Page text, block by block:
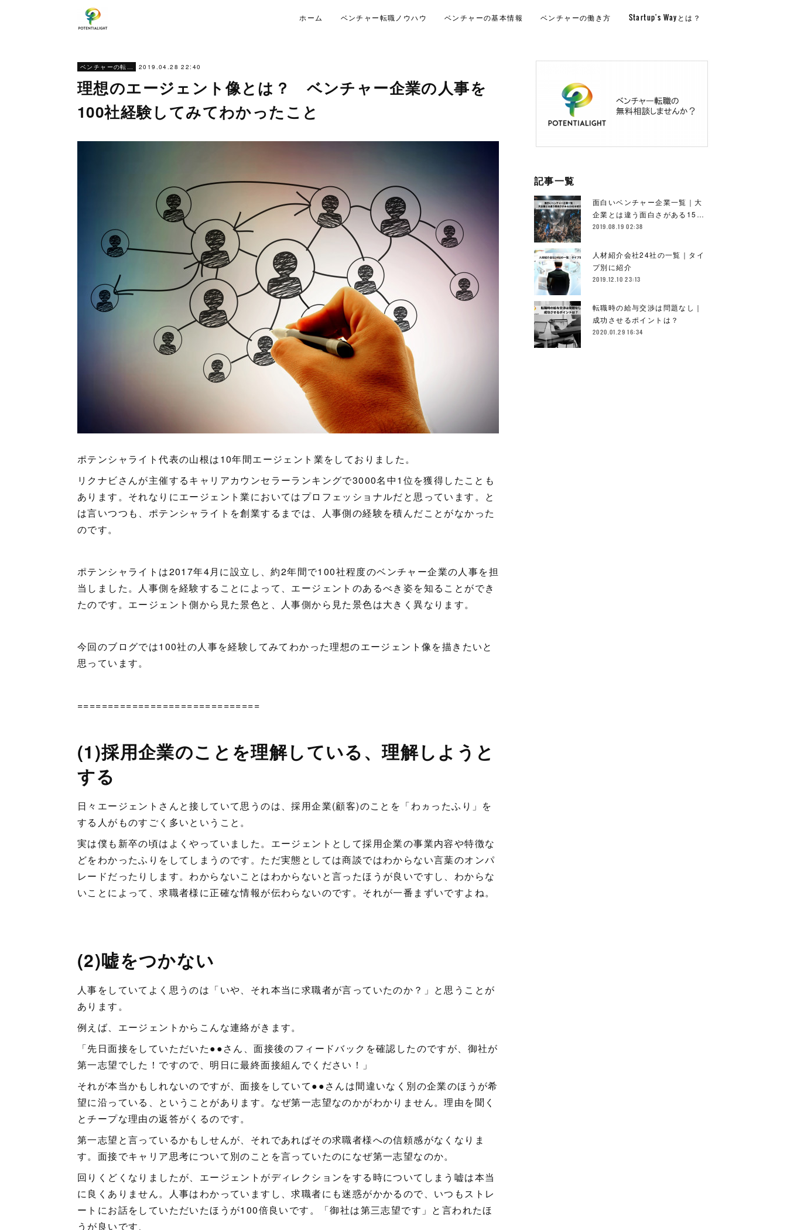
ホーム ベンチャー転職ノウハウ ベンチャーの基本情報 ベンチャーの働き方 Startup's Wayとは？
ベンチャーの転職ノウハウ 2019.04.28 22:40
理想のエージェント像とは？ ベンチャー企業の人事を
100社経験してみてわかったこと
ポテンシャライト代表の山根は10年間エージェント業をしておりました。
リクナビさんが主催するキャリアカウンセラーランキングで3000名中1位を獲得したことも
あります。それなりにエージェント業においてはプロフェッショナルだと思っています。と
は言いつつも、ポテンシャライトを創業するまでは、人事側の経験を積んだことがなかった
のです。
ポテンシャライトは2017年4月に設立し、約2年間で100社程度のベンチャー企業の人事を担
当しました。人事側を経験することによって、エージェントのあるべき姿を知ることができ
たのです。エージェント側から見た景色と、人事側から見た景色は大きく異なります。
今回のブログでは100社の人事を経験してみてわかった理想のエージェント像を描きたいと
思っています。
==============================
(1)採用企業のことを理解している、理解しようと
する
日々エージェントさんと接していて思うのは、採用企業(顧客)のことを「わヵったふり」を
する人がものすごく多いということ。
実は僕も新卒の頃はよくやっていました。エージェントとして採用企業の事業内容や特徴な
どをわかったふりをしてしまうのです。ただ実態としては商談ではわからない言葉のオンパ
レードだったりします。わからないことはわからないと言ったほうが良いですし、わからな
いことによって、求職者様に正確な情報が伝わらないのです。それが一番まずいですよね。
(2)嘘をつかない
人事をしていてよく思うのは「いや、それ本当に求職者が言っていたのか？」と思うことが
あります。
例えば、エージェントからこんな連絡がきます。
「先日面接をしていただいた●●さん、面接後のフィードバックを確認したのですが、御社が
第一志望でした！ですので、明日に最終面接組んでください！」
それが本当かもしれないのですが、面接をしていて●●さんは間違いなく別の企業のほうが希
望に沿っている、ということがあります。なぜ第一志望なのかがわかりません。理由を聞く
とチープな理由の返答がくるのです。
第一志望と言っているかもしせんが、それであればその求職者様への信頼感がなくなりま
す。面接でキャリア思考について別のことを言っていたのになぜ第一志望なのか。
回りくどくなりましたが、エージェントがディレクションをする時についてしまう嘘は本当
に良くありません。人事はわかっていますし、求職者にも迷惑がかかるので、いつもストレ
ートにお話をしていただいたほうが100倍良いです。「御社は第三志望です」と言われたほ
うが良いです、
記事一覧
面白いベンチャー企業一覧｜大
企業とは違う面白さがある15…
2019.08.19 02:38
人材紹介会社24社の一覧｜タイ
プ別に紹介
2019.12.10 23:13
転職時の給与交渉は問題なし｜
成功させるポイントは？
2020.01.29 16:34